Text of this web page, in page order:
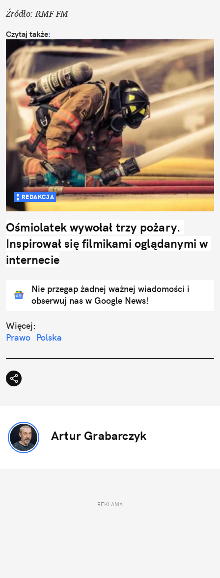
Źródło: RMF FM
Czytaj także:
REDAKCJA
Ośmiolatek wywołał trzy pożary.
Inspirował się filmikami oglądanymi w
internecie
Nie przegap żadnej ważnej wiadomości i
obserwuj nas w Google News!
Więcej:
Prawo Polska
Artur Grabarczyk
REKLAMA